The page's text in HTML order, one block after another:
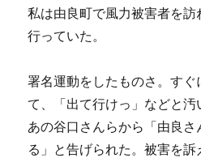
私は由良町で風力被害者を
行っていた。
署名運動をしたものさ。す
て、「出て行けっ」などと汚
あの谷口さんらから「由良
る」と告げられた。被害を